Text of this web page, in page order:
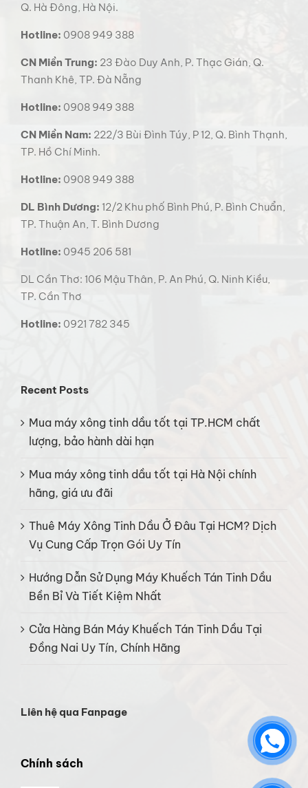
Q. Hà Đông, Hà Nội.
Hotline: 0908 949 388
CN Miền Trung: 23 Đào Duy Anh, P. Thạc Gián, Q.
Thanh Khê, TP. Đà Nẵng
Hotline: 0908 949 388
CN Miền Nam: 222/3 Bùi Đình Túy, P 12, Q. Bình Thạnh,
TP. Hồ Chí Minh.
Hotline: 0908 949 388
DL Bình Dương: 12/2 Khu phố Bình Phú, P. Bình Chuẩn,
TP. Thuận An, T. Bình Dương
Hotline: 0945 206 581
DL Cần Thơ: 106 Mậu Thân, P. An Phú, Q. Ninh Kiều,
TP. Cần Thơ
Hotline: 0921 782 345
Recent Posts
Mua máy xông tinh dầu tốt tại TP.HCM chất
lượng, bảo hành dài hạn
Mua máy xông tinh dầu tốt tại Hà Nội chính
hãng, giá ưu đãi
Thuê Máy Xông Tinh Dầu Ở Đâu Tại HCM? Dịch
Vụ Cung Cấp Trọn Gói Uy Tín
Hướng Dẫn Sử Dụng Máy Khuếch Tán Tinh Dầu
Bền Bỉ Và Tiết Kiệm Nhất
Cửa Hàng Bán Máy Khuếch Tán Tinh Dầu Tại
Đồng Nai Uy Tín, Chính Hãng
Liên hệ qua Fanpage
Chính sách